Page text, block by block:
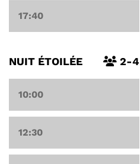
17:40
NUIT ÉTOILÉE 2-4
10:00
12:30